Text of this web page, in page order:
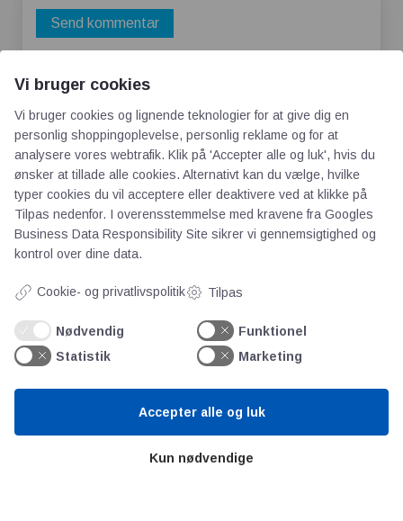
AOT
Om os
Kontakt
Persondata
Videncentre
Vi bruger cookies
Vi bruger cookies og lignende teknologier for at give dig en
personlig shoppingoplevelse, personlig reklame og for at
analysere vores webtrafik. Klik på 'Accepter alle og luk', hvis du
ønsker at tillade alle cookies. Alternativt kan du vælge, hvilke
typer cookies du vil acceptere eller deaktivere ved at klikke på
Tilpas nedenfor. I overensstemmelse med kravene fra Googles
Business Data Responsibility Site sikrer vi gennemsigtighed og
kontrol over dine data.
Cookie- og privatlivspolitik Tilpas
Nødvendig
Funktionel
Statistik
Marketing
Kun nødvendige
Accepter alle og luk